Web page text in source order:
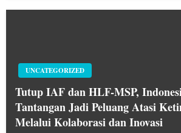
UNCATEGORIZED
Tutup IAF dan HLF-MSP,
Tantangan Jadi Peluang Atasi
Melalui Kolaborasi dan Inovasi